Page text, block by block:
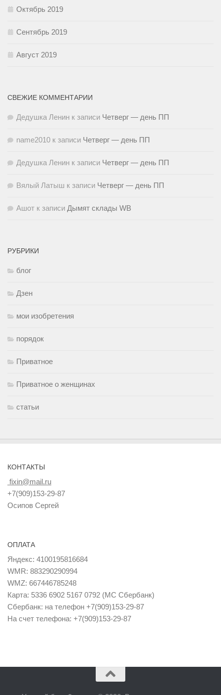
Октябрь 2019
Сентябрь 2019
Август 2019
СВЕЖИЕ КОММЕНТАРИИ
Дедушка Ленин к записи Четверг — день ПП
name2010 к записи Четверг — день ПП
Дедушка Ленин к записи Четверг — день ПП
Вялый Латыш к записи Четверг — день ПП
Ашот к записи Дымят склады WB
РУБРИКИ
блог
Дзен
мои изобретения
порядок
Приватное
Приватное о женщинах
статьи
КОНТАКТЫ
fixin@mail.ru
+7(909)153-29-87
Осипов Сергей
ОПЛАТА
Яндекс: 4100195816684
WMR: 883290290994
WMZ: 667446785248
Карта: 5336 6902 5167 0792 (MC Сбербанк)
Сбербанк: на телефон +7(909)153-29-87
На счет телефона: +7(909)153-29-87